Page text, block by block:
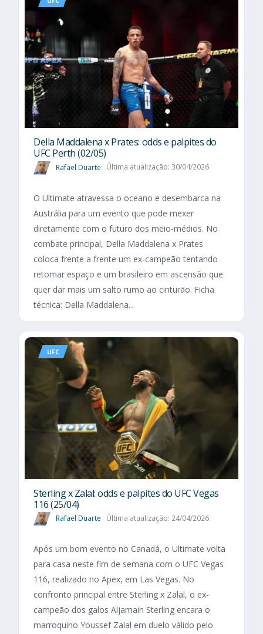
Della Maddalena x Prates: odds e palpites do
UFC Perth (02/05)
Rafael Duarte Última atualização: 30/04/2026
O Ultimate atravessa o oceano e desembarca na
Austrália para um evento que pode mexer
diretamente com o futuro dos meio-médios. No
combate principal, Della Maddalena x Prates
coloca frente a frente um ex-campeão tentando
retomar espaço e um brasileiro em ascensão que
quer dar mais um salto rumo ao cinturão. Ficha
técnica: Della Maddalena...
UFC
Sterling x Zalal: odds e palpites do UFC Vegas
116 (25/04)
Rafael Duarte Última atualização: 24/04/2026
Após um bom evento no Canadá, o Ultimate volta
para casa neste fim de semana com o UFC Vegas
116, realizado no Apex, em Las Vegas. No
confronto principal entre Sterling x Zalal, o ex-
campeão dos galos Aljamain Sterling encara o
marroquino Youssef Zalal em duelo válido pelo